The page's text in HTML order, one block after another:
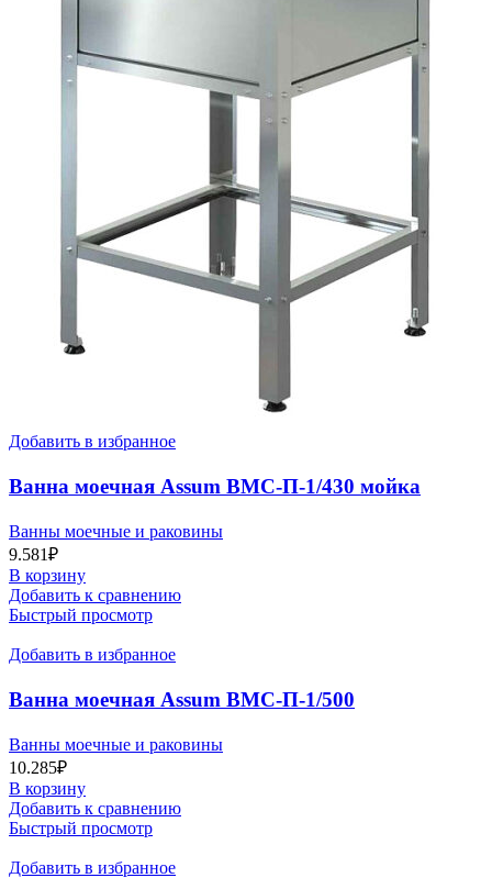
Добавить в избранное
Ванна моечная Assum ВМС-П-1/430 мойка
Ванны моечные и раковины
9.581₽
В корзину
Добавить к сравнению
Быстрый просмотр
Добавить в избранное
Ванна моечная Assum ВМС-П-1/500
Ванны моечные и раковины
10.285₽
В корзину
Добавить к сравнению
Быстрый просмотр
Добавить в избранное